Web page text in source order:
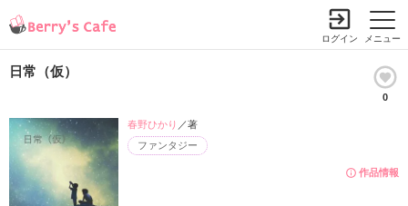
メニュー
ログイン
日常（仮）
0
作品情報
ファンタジー
春野ひかり ／著